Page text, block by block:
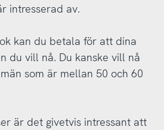
intresserad av.
kan du betala för att dina
du vill nå. Du kanske vill nå
som är mellan 50 och 60
är det givetvis intressant att